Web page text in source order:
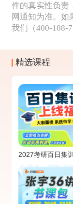
件的真实性负责
网通知为准。如
我们（400-108-
精选课程
2027考研百日集